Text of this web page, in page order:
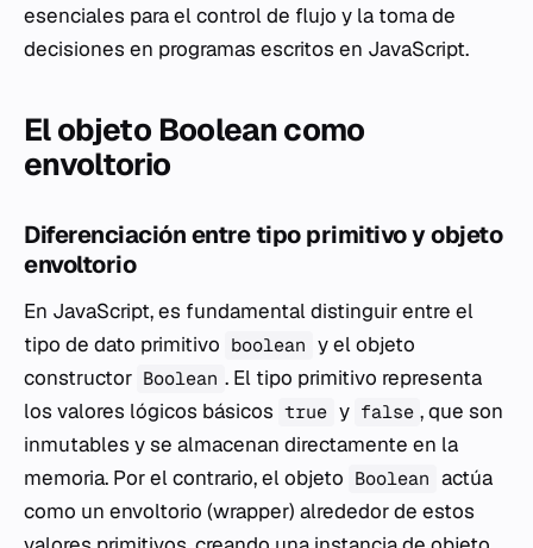
esenciales para el control de flujo y la toma de
decisiones en programas escritos en JavaScript.
El objeto Boolean como
envoltorio
Diferenciación entre tipo primitivo y objeto
envoltorio
En JavaScript, es fundamental distinguir entre el
tipo de dato primitivo boolean y el objeto
constructor Boolean . El tipo primitivo representa
los valores lógicos básicos true y false , que son
inmutables y se almacenan directamente en la
memoria. Por el contrario, el objeto Boolean actúa
como un envoltorio (wrapper) alrededor de estos